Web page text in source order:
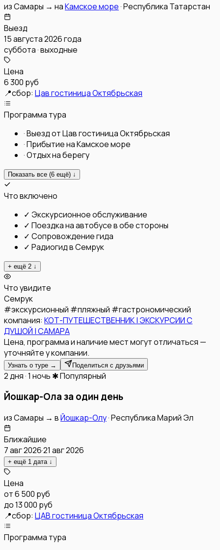
изСамары → наКамское море·Республика Татарстан
Выезд
15 августа 2026 года
суббота · выходные
Цена
6 300 руб
📍сбор: Цав гостиница Октябрьская
Программа тура
·Выезд от Цав гостиница Октябрьская
·Прибытие на Камское море
·Отдых на берегу
Показать все (6 ещё) ↓
Что включено
✓ Экскурсионное обслуживание
✓ Поездка на автобусе в обе стороны
✓ Сопровождение гида
✓ Радиогид в Семрук
+ ещё 2 ↓
Что увидите
Семрук
#экскурсионный #пляжный #гастрономический
компания: КОТ-ПУТЕШЕСТВЕННИК | ЭКСКУРСИИ С
ДУШОЙ | САМАРА
Цена, программа и наличие мест могут отличаться —
уточняйте у компании.
Узнать о туре → Поделиться с друзьями
2 дня · 1 ночь ✱ Популярный
Йошкар-Ола за один день
изСамары → вЙошкар-Олу·Республика Марий Эл
Ближайшие
7 авг 2026·21 авг 2026
+ ещё 1 дата↓
Цена
от6 500 руб
до 13 000 руб
📍сбор: ЦАВ гостиница Октябрьская
Программа тура